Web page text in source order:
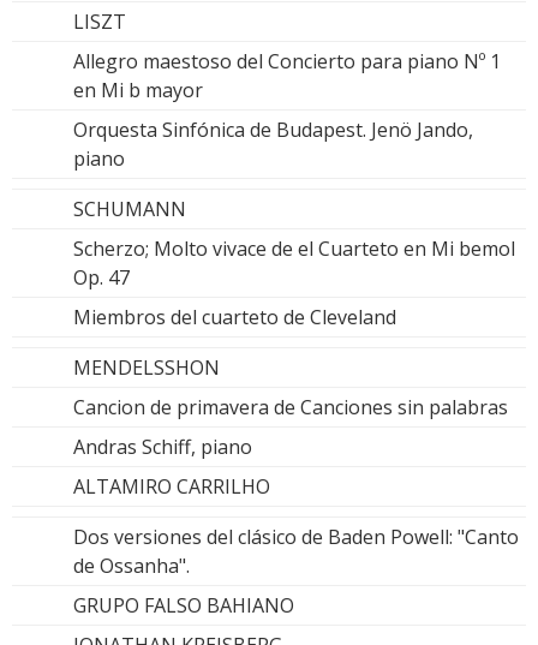
LISZT
Allegro maestoso del Concierto para piano Nº 1
en Mi b mayor
Orquesta Sinfónica de Budapest. Jenö Jando,
piano
SCHUMANN
Scherzo; Molto vivace de el Cuarteto en Mi bemol
Op. 47
Miembros del cuarteto de Cleveland
MENDELSSHON
Cancion de primavera de Canciones sin palabras
Andras Schiff, piano
ALTAMIRO CARRILHO
Dos versiones del clásico de Baden Powell: "Canto
de Ossanha".
GRUPO FALSO BAHIANO